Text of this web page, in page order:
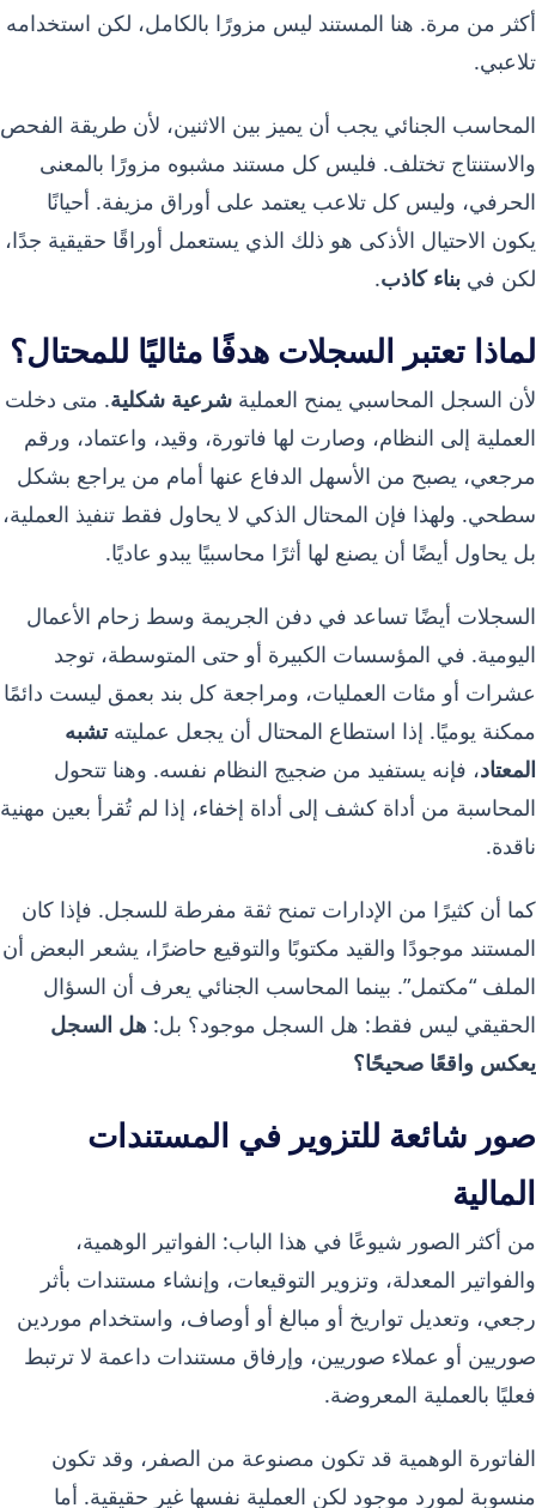
أكثر من مرة. هنا المستند ليس مزورًا بالكامل، لكن استخدامه
تلاعبي.
المحاسب الجنائي يجب أن يميز بين الاثنين، لأن طريقة الفحص
والاستنتاج تختلف. فليس كل مستند مشبوه مزورًا بالمعنى
الحرفي، وليس كل تلاعب يعتمد على أوراق مزيفة. أحيانًا
يكون الاحتيال الأذكى هو ذلك الذي يستعمل أوراقًا حقيقية جدًا،
لكن في بناء كاذب.
لماذا تعتبر السجلات هدفًا مثاليًا للمحتال؟
لأن السجل المحاسبي يمنح العملية شرعية شكلية. متى دخلت
العملية إلى النظام، وصارت لها فاتورة، وقيد، واعتماد، ورقم
مرجعي، يصبح من الأسهل الدفاع عنها أمام من يراجع بشكل
سطحي. ولهذا فإن المحتال الذكي لا يحاول فقط تنفيذ العملية،
بل يحاول أيضًا أن يصنع لها أثرًا محاسبيًا يبدو عاديًا.
السجلات أيضًا تساعد في دفن الجريمة وسط زحام الأعمال
اليومية. في المؤسسات الكبيرة أو حتى المتوسطة، توجد
عشرات أو مئات العمليات، ومراجعة كل بند بعمق ليست دائمًا
ممكنة يوميًا. إذا استطاع المحتال أن يجعل عمليتهتشبه
المعتاد، فإنه يستفيد من ضجيج النظام نفسه. وهنا تتحول
المحاسبة من أداة كشف إلى أداة إخفاء، إذا لم تُقرأ بعين مهنية
ناقدة.
كما أن كثيرًا من الإدارات تمنح ثقة مفرطة للسجل. فإذا كان
المستند موجودًا والقيد مكتوبًا والتوقيع حاضرًا، يشعر البعض أن
الملف “مكتمل”. بينما المحاسب الجنائي يعرف أن السؤال
الحقيقي ليس فقط: هل السجل موجود؟ بل: هل السجل
يعكس واقعًا صحيحًا؟
صور شائعة للتزوير في المستندات
المالية
من أكثر الصور شيوعًا في هذا الباب: الفواتير الوهمية،
والفواتير المعدلة، وتزوير التوقيعات، وإنشاء مستندات بأثر
رجعي، وتعديل تواريخ أو مبالغ أو أوصاف، واستخدام موردين
صوريين أو عملاء صوريين، وإرفاق مستندات داعمة لا ترتبط
فعليًا بالعملية المعروضة.
الفاتورة الوهمية قد تكون مصنوعة من الصفر، وقد تكون
منسوبة لمورد موجود لكن العملية نفسها غير حقيقية. أما